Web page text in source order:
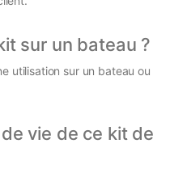
sur un bateau ?
utilisation sur un bateau ou
vie de ce kit de